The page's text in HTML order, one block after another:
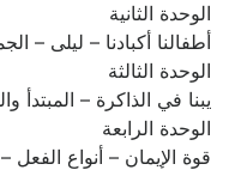
الوحدة الثانية
أطفالنا أكبادنا – ليلى –
الوحدة الثالثة
يبنا في الذاكرة – المبتدأ
الوحدة الرابعة
قوة الإيمان – أنواع